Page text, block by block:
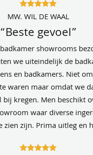
MW. WIL DE WAAL
“Beste gevoel”
showrooms
we uiteindelijk de
en badkamers. Niet
waren maar omdat we
bij kregen. Men beschikt
waar diverse
zien zijn. Prima uitleg en